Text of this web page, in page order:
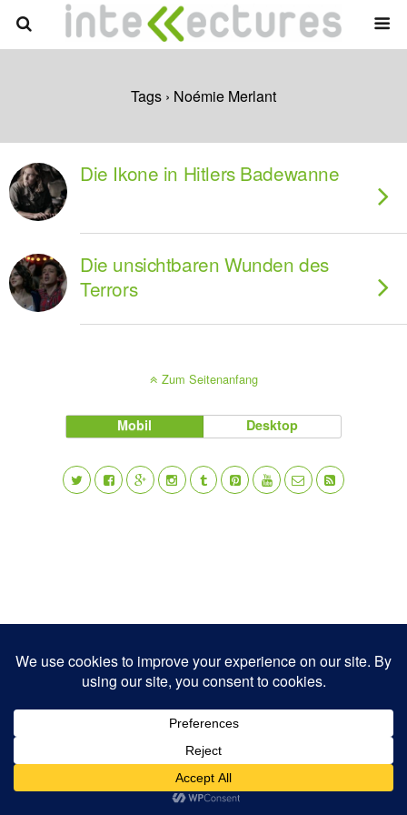
Tags › Noémie Merlant
Die Ikone in Hitlers Badewanne
Die unsichtbaren Wunden des
Terrors
Zum Seitenanfang
Mobil Desktop